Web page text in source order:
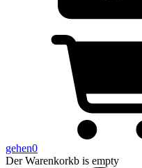
gehen0
Der Warenkorkb is empty